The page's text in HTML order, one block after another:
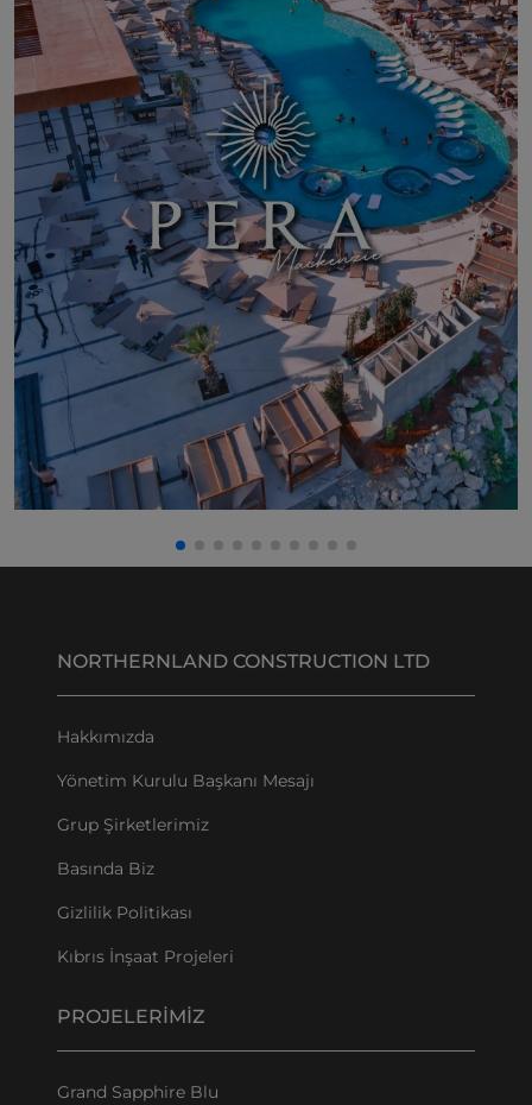
NORTHERNLAND CONSTRUCTION LTD
Hakkımızda
Yönetim Kurulu Başkanı Mesajı
Grup Şirketlerimiz
Basında Biz
Gizlilik Politikası
Kıbrıs İnşaat Projeleri
PROJELERIMIZ
Grand Sapphire Blu